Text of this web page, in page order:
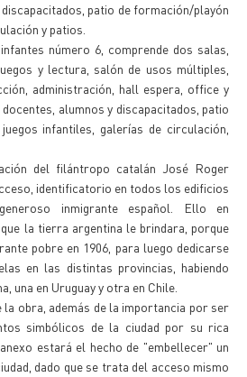
patio de formación/playón
y patios.
número 6, comprende dos salas,
y lectura, salón de usos múltiples,
administración, hall espera, office y
alumnos y discapacitados, patio
infantiles, galerías de circulación,
del filántropo catalán José Roger
identificatorio en todos los edificios
inmigrante español. Ello en
la tierra argentina le brindara, porque
pobre en 1906, para luego dedicarse
en las distintas provincias, habiendo
una en Uruguay y otra en Chile.
obra, además de la importancia por ser
simbólicos de la ciudad por su rica
estará el hecho de "embellecer" un
dado que se trata del acceso mismo